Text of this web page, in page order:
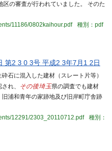
区の審査が行われていました。 そのた
11186/0802kaihour.pdf
種別：pdf
第2 3 0 3号 平成2 3年7月1 2日
石に混入した建材（スレート片等）
れ、
その後埼玉県の調査でも建材
旧浦和青年の家跡地及び旧岸町庁舎跡
12291/2303_20110712.pdf
種別：